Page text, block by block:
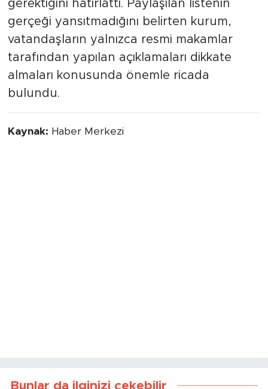
gerektiğini hatırlattı. Paylaşılan listenin
gerçeği yansıtmadığını belirten kurum,
vatandaşların yalnızca resmi makamlar
tarafından yapılan açıklamaları dikkate
almaları konusunda önemle ricada
bulundu.
Kaynak: